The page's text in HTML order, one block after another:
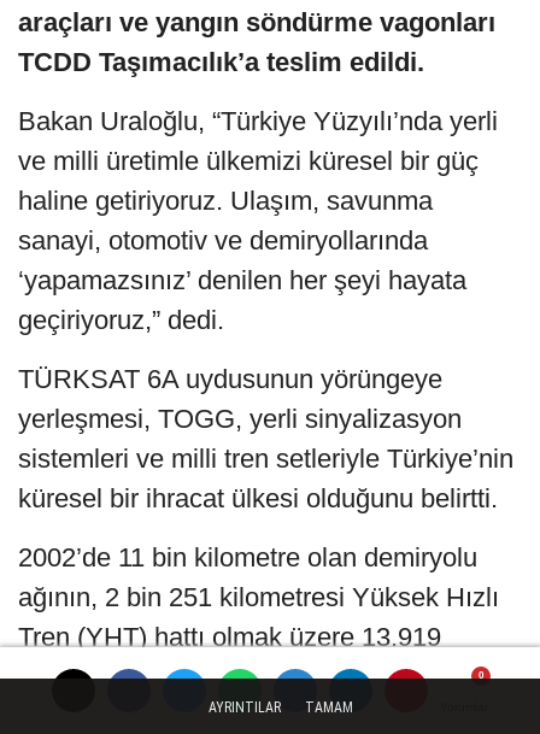
araçları ve yangın söndürme vagonları
TCDD Taşımacılık’a teslim edildi.
Bakan Uraloğlu, “Türkiye Yüzyılı’nda yerli
ve milli üretimle ülkemizi küresel bir güç
haline getiriyoruz. Ulaşım, savunma
sanayi, otomotiv ve demiryollarında
‘yapamazsınız’ denilen her şeyi hayata
geçiriyoruz,” dedi.
TÜRKSAT 6A uydusunun yörüngeye
yerleşmesi, TOGG, yerli sinyalizasyon
sistemleri ve milli tren setleriyle Türkiye’nin
küresel bir ihracat ülkesi olduğunu belirtti.
2002’de 11 bin kilometre olan demiryolu
ağının, 2 bin 251 kilometresi Yüksek Hızlı
Tren (YHT) hattı olmak üzere 13.919
kilometreye ulaştığını açıklayan Bakan
Uraloğlu, Türkiye’nin Avrupa’da 6.,
AYRINTILAR TAMAM